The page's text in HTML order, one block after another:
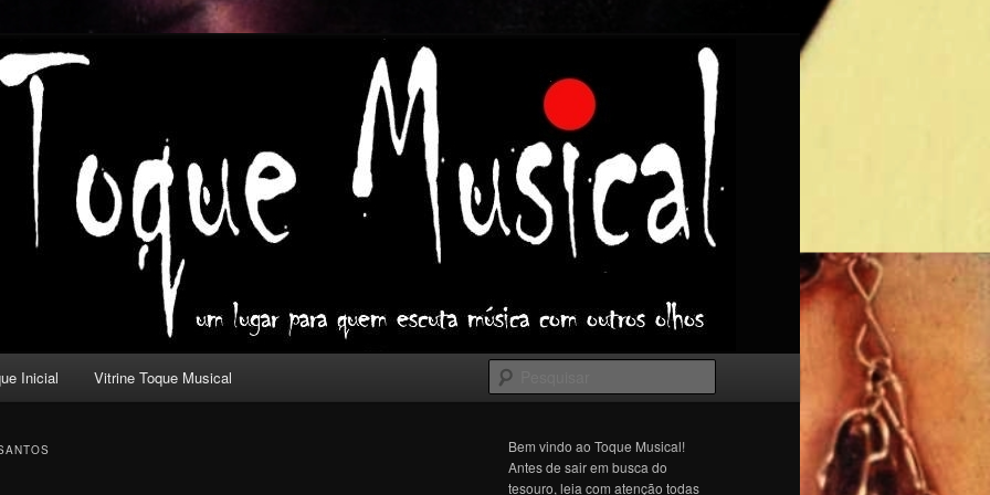
com outros olhos.
Inicial Vitrine Toque Musical
Bem vindo ao Toque Musical!
Antes de sair em busca do
tesouro, leia com atenção todas